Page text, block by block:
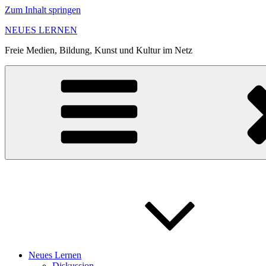
Zum Inhalt springen
NEUES LERNEN
Freie Medien, Bildung, Kunst und Kultur im Netz
Neues Lernen